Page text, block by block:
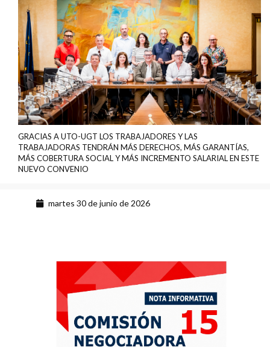
GRACIAS A UTO-UGT LOS TRABAJADORES Y LAS
TRABAJADORAS TENDRÁN MÁS DERECHOS, MÁS GARANTÍAS,
MÁS COBERTURA SOCIAL Y MÁS INCREMENTO SALARIAL EN ESTE
NUEVO CONVENIO
martes 30 de junio de 2026